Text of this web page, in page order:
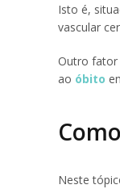
Isto é,
vascular
Outro fator
ao óbito
Neste